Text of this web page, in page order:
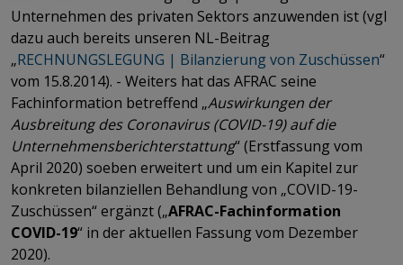
Unternehmen des privaten Sektors anzuwenden ist (vgl
dazu auch bereits unseren NL-Beitrag
„RECHNUNGSLEGUNG | Bilanzierung von Zuschüssen“
vom 15.8.2014). - Weiters hat das AFRAC seine
Fachinformation betreffend „Auswirkungen der
Ausbreitung des Coronavirus (COVID-19) auf die
Unternehmensberichterstattung“ (Erstfassung vom
April 2020) soeben erweitert und um ein Kapitel zur
konkreten bilanziellen Behandlung von „COVID-19-
Zuschüssen“ ergänzt („AFRAC-Fachinformation
COVID-19“ in der aktuellen Fassung vom Dezember
2020).